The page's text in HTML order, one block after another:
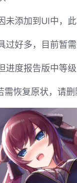
添加到UI中，
过好多，目前暂
进度报告版中等
需恢复原状，请